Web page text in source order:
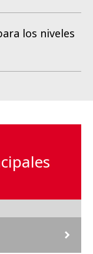
los niveles